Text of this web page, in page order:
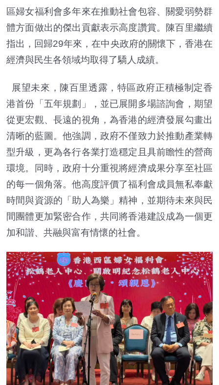
區婦女福利會多年來在推動社會包容、關愛弱勢群
體方面做出的傑出貢獻表示高度讚賞。陳百里繼續
指出，回歸29年來，在中央政府的關懷下，香港在
經濟與民生各領域均取得了驕人成績。
展望未來，陳百里透露，特區政府正積極制定香
港首份「五年規劃」，並已展開多場諮詢會，期望
從更宏觀、長遠的視角，為香港的經濟發展勾畫出
清晰的藍圖。他強調，政府不僅致力於推動產業轉
型升級，更為各行各業打造穩定且具前瞻性的營商
環境。同時，政府十分重視將經濟成果分享至社區
的每一個角落。他高度評價了福利會成員無私奉獻
時間與資源的「助人為樂」精神，並期待未來與民
間團體更加緊密合作，共同將香港建設成為一個更
加和諧、共融與富有情懷的社會。